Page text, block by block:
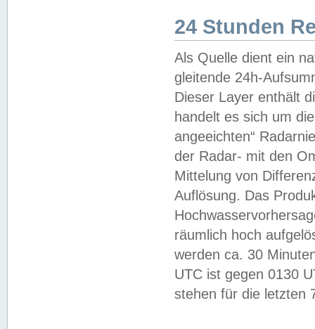
24 Stunden
Als Quelle dient ein
gleitende 24h-
Dieser Layer enthält
handelt es sich um
angeeichten“
der Radar- mit den
Mittelung von
Auflösung. Das
räumlich hoch
werden ca. 30
UTC ist gegen 0130
stehen für die letzten